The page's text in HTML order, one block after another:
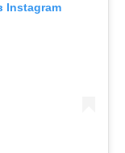
Instagram